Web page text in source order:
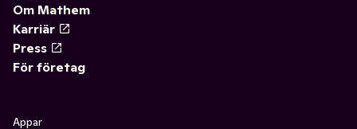
Om Mathem
Karriär
Press
För företag
Appar